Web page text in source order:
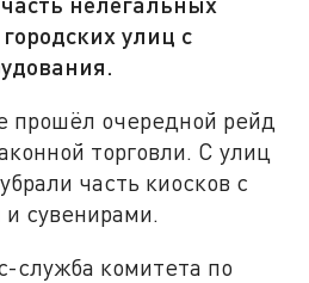
улиц с
прошёл очередной рейд
торговли. С улиц
часть киосков с
сувенирами.
служба комитета по